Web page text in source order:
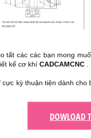
tất các các bạn mong
kế cơ khí CADCAMCNC
kỳ thuận tiện dành
DOWLOAD